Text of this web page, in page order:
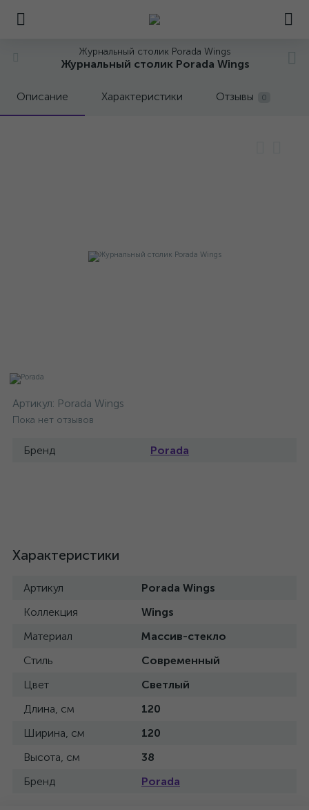
Журнальный столик Porada Wings
Журнальный столик Porada Wings
Описание Характеристики Отзывы 0
Артикул: Porada Wings
Пока нет отзывов
Бренд Porada
Характеристики
Артикул
Porada Wings
Коллекция
Wings
Материал
Массив-стекло
Стиль
Современный
Цвет
Светлый
Длина, см
120
Ширина, см
120
Высота, см
38
Бренд
Porada